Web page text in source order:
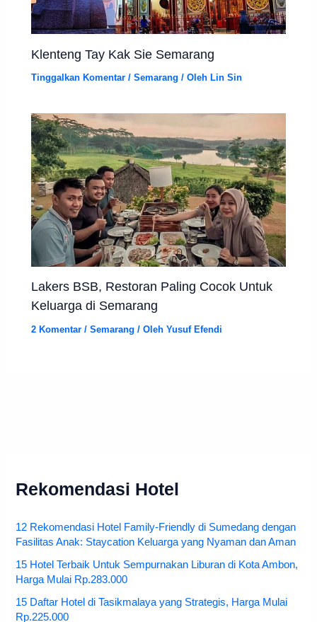
Klenteng Tay Kak Sie Semarang
Tinggalkan Komentar /Semarang / Oleh Lin Sin
Lakers BSB, Restoran Paling Cocok Untuk
Keluarga di Semarang
2 Komentar /Semarang / OlehYusuf Efendi
Rekomendasi Hotel
12 Rekomendasi Hotel Family-Friendly di Sumedang dengan
Fasilitas Anak: Staycation Keluarga yang Nyaman dan Aman
15 Hotel Terbaik Untuk Sempurnakan Liburan di Kota Ambon,
Harga Mulai Rp.283.000
15 Daftar Hotel di Tasikmalaya yang Strategis, Harga Mulai
Rp.225.000